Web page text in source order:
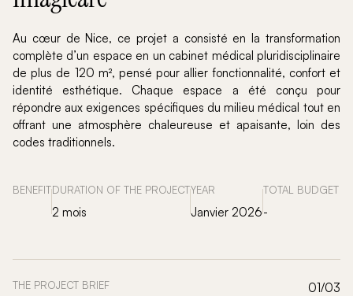
Au cœur de Nice, ce projet a consisté en la transformation
complète d’un espace en un cabinet médical pluridisciplinaire
de plus de 120 m², pensé pour allier fonctionnalité, confort et
identité esthétique. Chaque espace a été conçu pour
répondre aux exigences spécifiques du milieu médical tout en
offrant une atmosphère chaleureuse et apaisante, loin des
codes traditionnels.
BENEFITDURATION OF THE PROJECT
2 mois
YEAR
Janvier 2026
TOTAL BUDGET
-
THE PROJECT BRIEF 01/03